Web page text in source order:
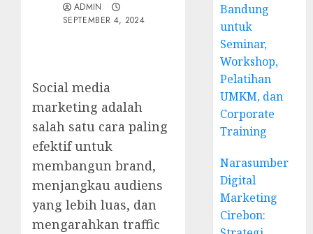
ADMIN
SEPTEMBER 4, 2024
Social media
marketing adalah
salah satu cara paling
efektif untuk
membangun brand,
menjangkau audiens
yang lebih luas, dan
mengarahkan traffic
Bandung
untuk
Seminar,
Workshop,
Pelatihan
UMKM, dan
Corporate
Training
Narasumber
Digital
Marketing
Cirebon: